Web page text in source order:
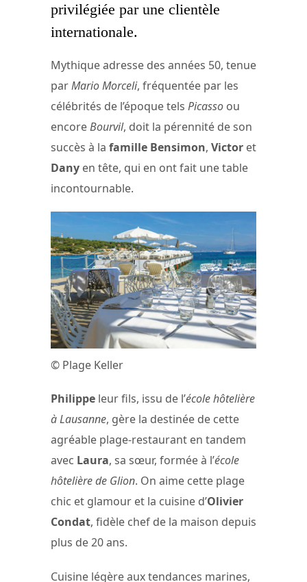
privilégiée par une clientèle
internationale.
Mythique adresse des années 50, tenue
parMario Morceli, fréquentée par les
célébrités de l’époque tels Picasso ou
encoreBourvil, doit la pérennité de son
succès à la famille Bensimon, Victor et
Dany en tête, qui en ont fait une table
incontournable.
© Plage Keller
Philippe leur fils, issu de l’école hôtelière
à Lausanne, gère la destinée de cette
agréable plage-restaurant en tandem
avec Laura, sa sœur, formée à l’école
hôtelière de Glion. On aime cette plage
chic et glamour et la cuisine d’Olivier
Condat, fidèle chef de la maison depuis
plus de 20 ans.
Cuisine légère aux tendances marines,